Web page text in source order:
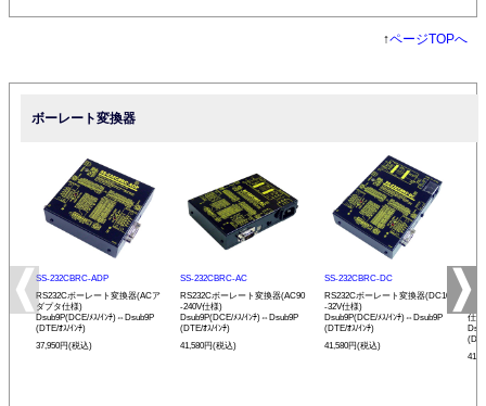
↑ページTOPへ
ボーレート変換器
SS-232CBRC-ADP
RS232Cボーレート変換器(ACア
ダプタ仕様)
Dsub9P(DCE/ﾒｽ/ｲﾝﾁ)⇔Dsub9P
(DTE/ｵｽ/ｲﾝﾁ)
37,950円(税込)
SS-232CBRC-AC
RS232Cボーレート変換器(AC90
-240V仕様)
Dsub9P(DCE/ﾒｽ/ｲﾝﾁ)⇔Dsub9P
(DTE/ｵｽ/ｲﾝﾁ)
41,580円(税込)
SS-232CBRC-DC
RS232Cボーレート変換器(DC10
-32V仕様)
Dsub9P(DCE/ﾒｽ/ｲﾝﾁ)⇔Dsub9P
(DTE/ｵｽ/ｲﾝﾁ)
41,580円(税込)
リ
仕